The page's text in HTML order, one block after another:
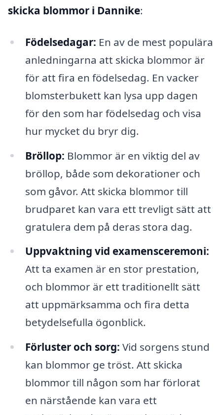
skicka blommor i Dannike:
Födelsedagar: En av de mest populära
anledningarna att skicka blommor är
för att fira en födelsedag. En vacker
blomsterbukett kan lysa upp dagen
för den som har födelsedag och visa
hur mycket du bryr dig.
Bröllop: Blommor är en viktig del av
bröllop, både som dekorationer och
som gåvor. Att skicka blommor till
brudparet kan vara ett trevligt sätt att
gratulera dem på deras stora dag.
Uppvaktning vid examensceremoni:
Att ta examen är en stor prestation,
och blommor är ett traditionellt sätt
att uppmärksamma och fira detta
betydelsefulla ögonblick.
Förluster och sorg: Vid sorgens stund
kan blommor ge tröst. Att skicka
blommor till någon som har förlorat
en närstående kan vara ett